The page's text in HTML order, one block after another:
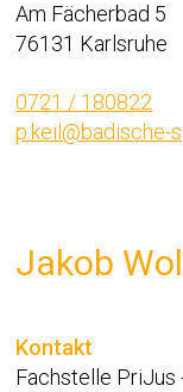
Am Fächerbad 5
76131 Karlsruhe
0721 / 180822
p.keil@badische-
Jakob
Kontakt
Fachstelle PriJus